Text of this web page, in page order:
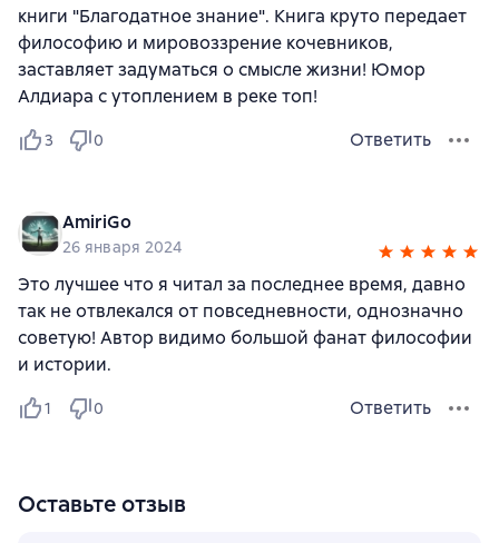
книги "Благодатное знание". Книга круто передает
философию и мировоззрение кочевников,
заставляет задуматься о смысле жизни! Юмор
Алдиара с утоплением в реке топ!
3 0 Ответить
AmiriGo
26 января 2024
Это лучшее что я читал за последнее время, давно
так не отвлекался от повседневности, однозначно
советую! Автор видимо большой фанат философии
и истории.
1 0 Ответить
Оставьте отзыв